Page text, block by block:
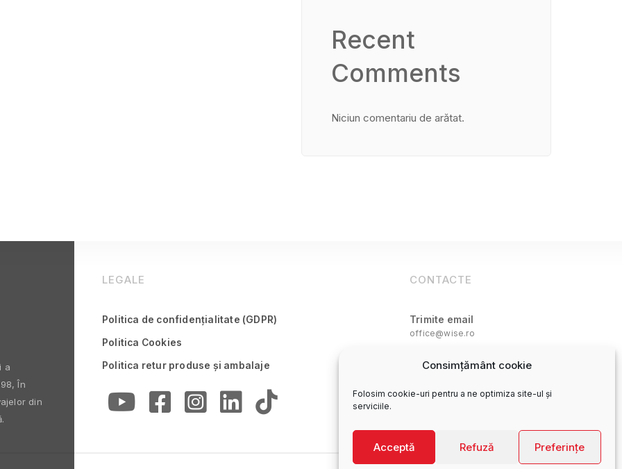
Consimțământ cookie
Folosim cookie-uri pentru a ne optimiza site-ul și
serviciile.
Acceptă Refuză Preferințe
Recent
Comments
Niciun comentariu de arătat.
a
În
din
LEGALE
Politica de confidențialitate (GDPR)
Politica Cookies
Politica retur produse și ambalaje
CONTACTE
Trimite email
office@wise.ro
Oficiul central
0250 772 747